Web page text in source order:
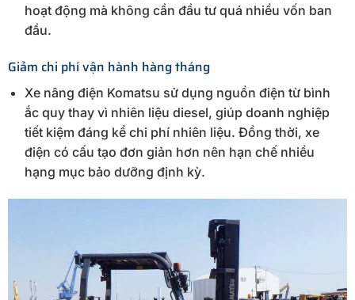
hoạt động mà không cần đầu tư quá nhiều vốn ban
đầu.
Giảm chi phí vận hành hàng tháng
Xe nâng điện Komatsu sử dụng nguồn điện từ bình
ắc quy thay vì nhiên liệu diesel, giúp doanh nghiệp
tiết kiệm đáng kể chi phí nhiên liệu. Đồng thời, xe
điện có cấu tạo đơn giản hơn nên hạn chế nhiều
hạng mục bảo dưỡng định kỳ.